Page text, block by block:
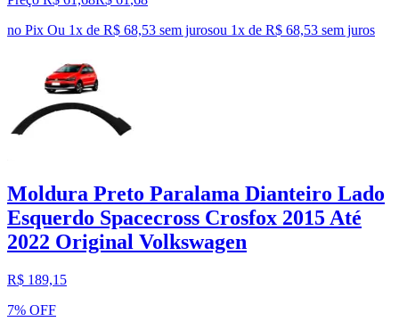
no Pix Ou 1x de R$ 68,53 sem jurosou 1x de R$ 68,53 sem juros
Moldura Preto Paralama Dianteiro Lado
Esquerdo Spacecross Crosfox 2015 Até
2022 Original Volkswagen
R$ 189,15
7% OFF